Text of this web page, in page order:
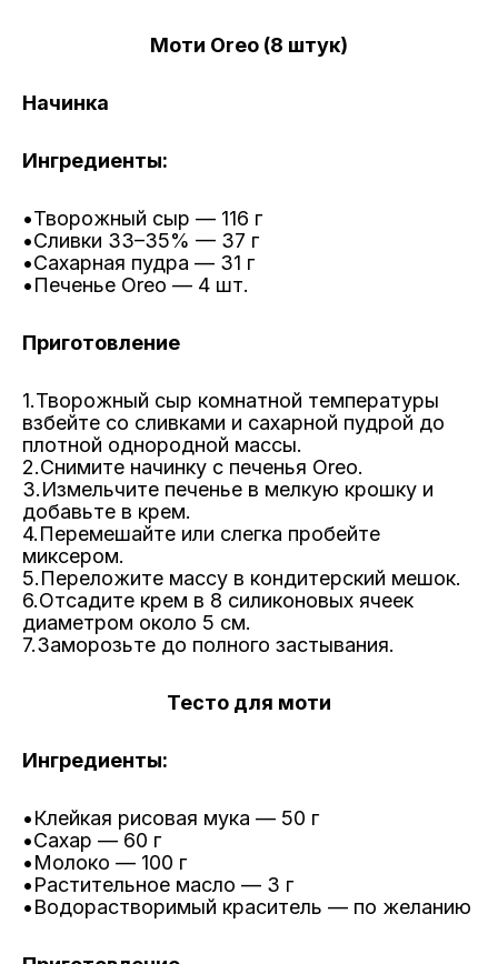
Моти Oreo (8 штук)
Начинка
Ингредиенты:
•Творожный сыр — 116 г
•Сливки 33–35% — 37 г
•Сахарная пудра — 31 г
•Печенье Oreo — 4 шт.
Приготовление
1.Творожный сыр комнатной температуры
взбейте со сливками и сахарной пудрой до
плотной однородной массы.
2.Снимите начинку с печенья Oreo.
3.Измельчите печенье в мелкую крошку и
добавьте в крем.
4.Перемешайте или слегка пробейте
миксером.
5.Переложите массу в кондитерский мешок.
6.Отсадите крем в 8 силиконовых ячеек
диаметром около 5 см.
7.Заморозьте до полного застывания.
Тесто для моти
Ингредиенты:
•Клейкая рисовая мука — 50 г
•Сахар — 60 г
•Молоко — 100 г
•Растительное масло — 3 г
•Водорастворимый краситель — по желанию